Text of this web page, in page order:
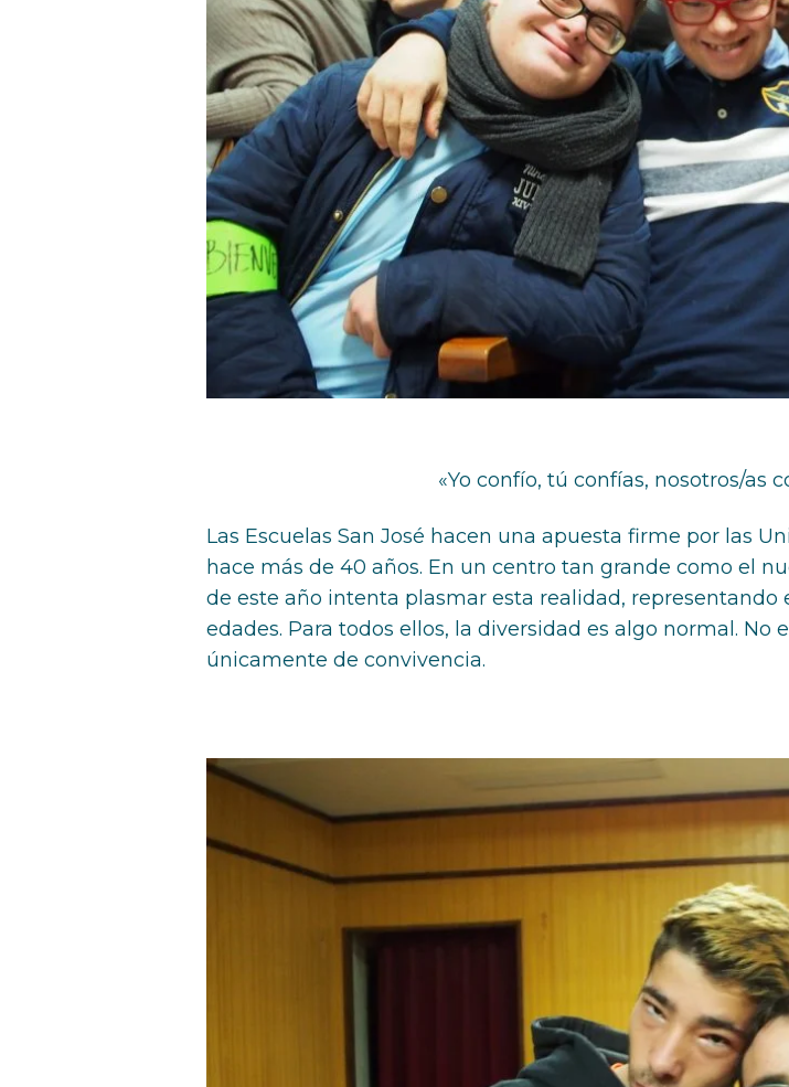
«Yo confío, tú confías, nosotros/as
Las Escuelas San José hacen una apuesta firme por las
hace más de 40 años. En un centro tan grande como el
de este año intenta plasmar esta realidad, representando
edades. Para todos ellos, la diversidad es algo normal. No
únicamente de convivencia.